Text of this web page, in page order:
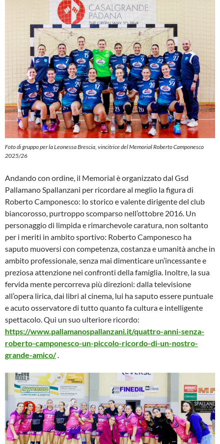
Foto di gruppo per la Leonessa Brescia, vincitrice del Memorial Roberto Camponesco
2025/26
Andando con ordine, il Memorial è organizzato dal Gsd
Pallamano Spallanzani per ricordare al meglio la figura di
Roberto Camponesco: lo storico e valente dirigente del club
biancorosso, purtroppo scomparso nell’ottobre 2016. Un
personaggio di limpida e rimarchevole caratura, non soltanto
per i meriti in ambito sportivo: Roberto Camponesco ha
saputo muoversi con competenza, costanza e umanità anche in
ambito professionale, senza mai dimenticare un’incessante e
preziosa attenzione nei confronti della famiglia. Inoltre, la sua
fervida mente percorreva più direzioni: dalla televisione
all’opera lirica, dai libri al cinema, lui ha saputo essere puntuale
e acuto osservatore di tutto quanto fa cultura e intelligente
spettacolo. Qui un suo ulteriore ricordo:
https://www.pallamanospallanzani.it/quattro-anni-senza-
roberto-camponesco-un-piccolo-ricordo-di-un-nostro-
grande-amico/.